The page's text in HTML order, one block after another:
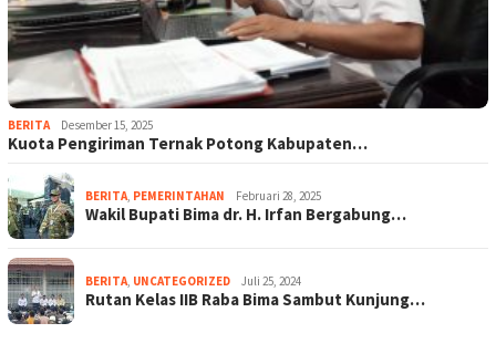
BERITA Desember 15, 2025
Kuota Pengiriman Ternak Potong Kabupaten…
BERITA PEMERINTAHAN Februari 28, 2025
Wakil Bupati Bima dr. H. Irfan Bergabung…
BERITA UNCATEGORIZED Juli 25, 2024
Rutan Kelas IIB Raba Bima Sambut Kunjung…